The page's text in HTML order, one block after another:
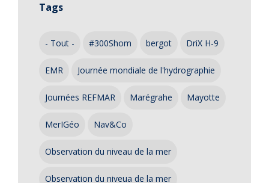
Tags
- Tout - #300Shom bergot DriX H-9
EMR Journée mondiale de l'hydrographie
Journées REFMAR Marégrahe Mayotte
MerIGéo Nav&Co
Observation du niveau de la mer
Observation du niveua de la mer